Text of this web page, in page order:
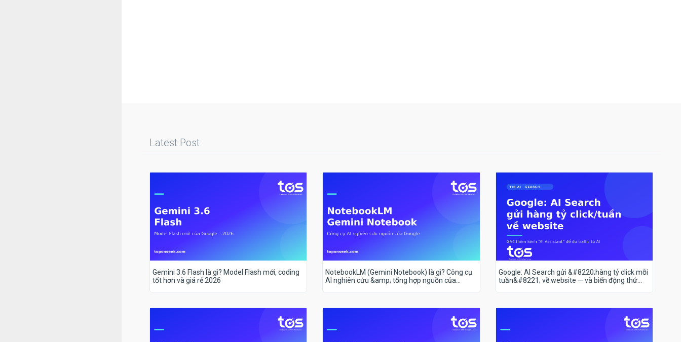
Latest Post
Gemini 3.6 Flash là gì? Model Flash mới, coding
tốt hơn và giá rẻ 2026
NotebookLM (Gemini Notebook) là gì? Công cụ
AI nghiên cứu &amp; tổng hợp nguồn của
Google: AI Search gửi &#8220;hàng tỷ click mỗi
tuần&#8221; về website — và biến động thứ